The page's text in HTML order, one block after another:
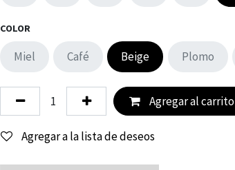
COLOR
Miel Café Beige Plomo
Agregar al carrito
Agregar a la lista de deseos